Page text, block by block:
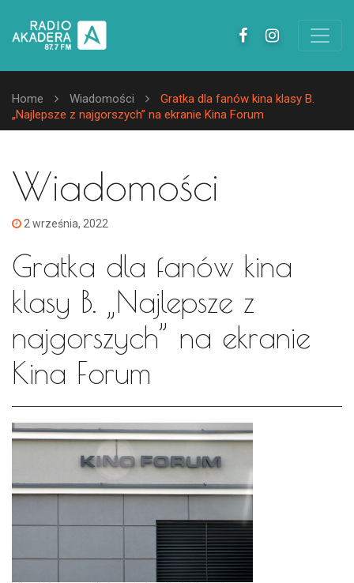
Home Wiadomości
Gratka dla fanów kina klasy B.
„Najlepsze z najgorszych” na ekranie Kina Forum
Wiadomości
2 września, 2022
Gratka dla fanów kina
klasy B. „Najlepsze z
najgorszych” na ekranie
Kina Forum